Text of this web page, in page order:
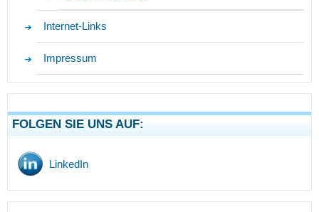
Internet-Links
Impressum
FOLGEN SIE UNS AUF:
LinkedIn